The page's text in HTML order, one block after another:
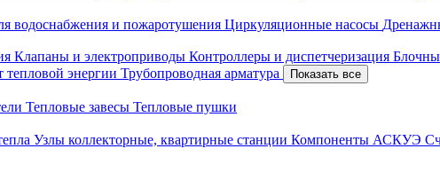
водоснабжения и пожаротушения Циркуляционные насосы
Клапаны и электроприводы Контроллеры и диспетчеризация
тепловой энергии Трубопроводная арматура Показать все
Тепловые завесы Тепловые пушки
Узлы коллекторные, квартирные станции Компоненты АСКУЭ